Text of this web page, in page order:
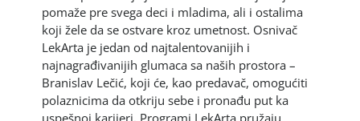
pomaže pre svega deci i mladima, ali i ostalima
koji žele da se ostvare kroz umetnost. Osnivač
LekArta je jedan od najtalentovanijih i
najnagrađivanijih glumaca sa naših prostora –
Branislav Lečić, koji će, kao predavač, omogućiti
polaznicima da otkriju sebe i pronađu put ka
uspešnoj karijeri. Programi LekArta pružaju